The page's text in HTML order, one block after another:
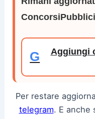
G
Aggiungi
Per restare
telegram. E anche